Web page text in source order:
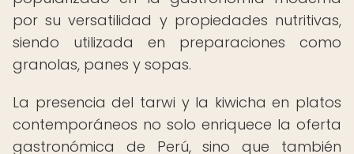
por su versatilidad y propiedades nutritivas,
siendo utilizada en preparaciones como
granolas, panes y sopas.
La presencia del tarwi y la kiwicha en platos
contemporáneos no solo enriquece la oferta
gastronómica de Perú, sino que también